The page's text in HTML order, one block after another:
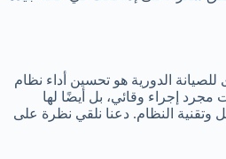
للصيانة الدورية هو تحسين أداء نظام
مجرد إجراء وقائي، بل أيضًا لها
وتقنية النظام. دعنا نلقي نظرة على